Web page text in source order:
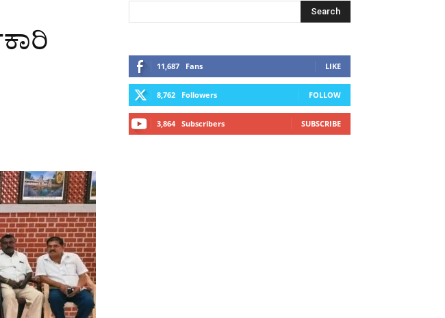
11,687 Fans LIKE
8,762 Followers FOLLOW
3,864 Subscribers SUBSCRIBE